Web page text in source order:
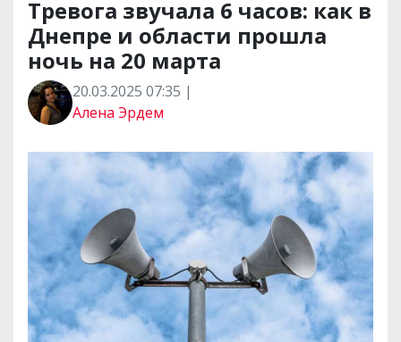
Тревога звучала 6 часов: как в
Днепре и области прошла
ночь на 20 марта
20.03.2025 07:35 |
Алена Эрдем